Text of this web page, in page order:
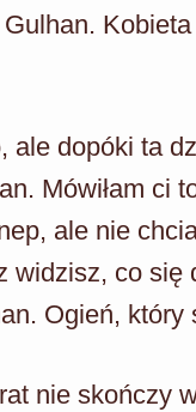
ale dopóki ta
Mówiłam ci
ale nie
co się
Ogień, który
nie skończy